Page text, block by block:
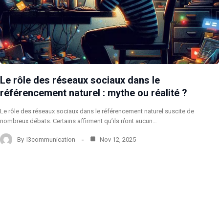
Le rôle des réseaux sociaux dans le
référencement naturel : mythe ou réalité ?
Le rôle des réseaux sociaux dans le référencement naturel suscite de
nombreux débats. Certains affirment qu’ils n’ont aucun…
By l3communication Nov 12, 2025